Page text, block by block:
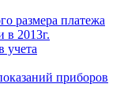
размера платежа
в 2013г.
учета
приборов